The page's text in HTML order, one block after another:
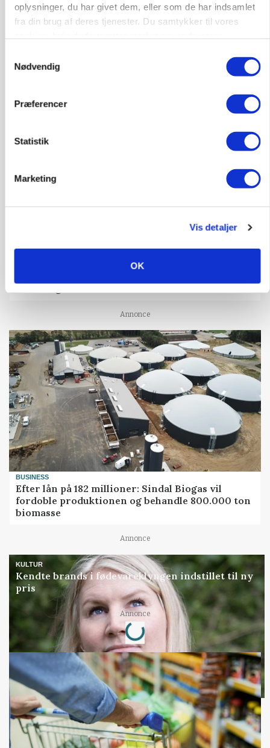
oplysninger, du har givet dem, eller som de har indsamlet
fra din brug af deres tjenester. Du samtykker til vores
Nødvendig
Præferencer
Statistik
Marketing
Vis detaljer
OK
BUSINESS
Efter fire årtier: Familieejet vestjysk producent
Annonce
BUSINESS
Efter lån på 182 millioner: Sindal Biogas vil
fordoble produktionen og behandle 800.000 ton
biomasse
Annonce
KULTUR
Kendte brands i fødevareklyngen indstillet til ny
pris
Annonce
Loading...